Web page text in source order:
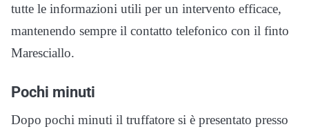
tutte le informazioni utili per un intervento efficace,
mantenendo sempre il contatto telefonico con il finto
Maresciallo.
Pochi minuti
Dopo pochi minuti il truffatore si è presentato presso